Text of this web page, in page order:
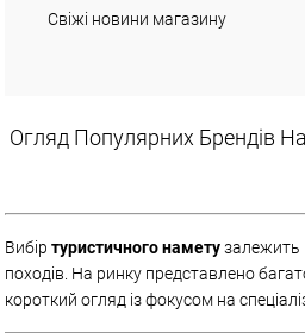
В обране Недоступно
Свіжі новини магазину
Огляд Популярних Брендів
Вибір туристичного наметузалежить
походів. На ринку представлено
короткий огляд із фокусом на